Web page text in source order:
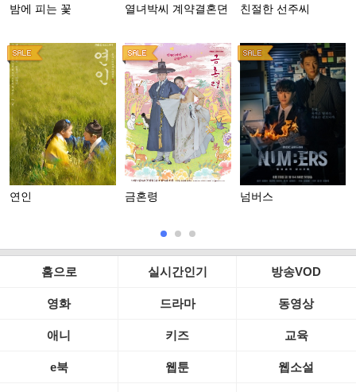
밤에 피는 꽃 열녀박씨 계약결혼뎐 친절한 선주씨
연인 금혼령 넘버스
홈으로 실시간인기 방송VOD
영화 드라마 동영상
애니 키즈 교육
e북 웹툰 웹소설